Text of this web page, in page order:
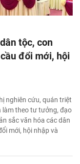
tộc, con
đổi mới, hội
nghiên cứu, quán triệt
làm theo tư tưởng, đạo
sắc văn hóa các dân
mới, hội nhập và